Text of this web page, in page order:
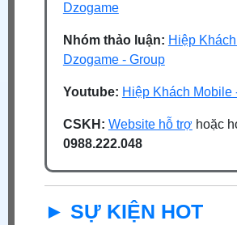
Dzogame
Nhóm thảo luận: Hiệp
Dzogame - Group
Youtube: Hiệp Khách Mobile
CSKH: Website hỗ trợ hoặc
0988.222.048
► SỰ KIỆN HOT